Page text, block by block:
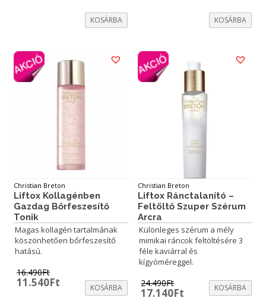
KOSÁRBA KOSÁRBA
Christian Breton
Liftox Kollagénben
Gazdag Bőrfeszesítő
Tonik
Magas kollagén tartalmának
köszönhetően bőrfeszesítő
hatású.
16.490Ft
Original
11.540FtCurrentKOSÁRBA
Christian Breton
Liftox Ránctalanító –
Feltöltő Szuper Szérum
Arcra
Különleges szérum a mély
mimikai ráncok feltöltésére 3
féle kaviárral és
kígyóméreggel.
24.490Ft
Original
17.140Ft CurrentKOSÁRBA